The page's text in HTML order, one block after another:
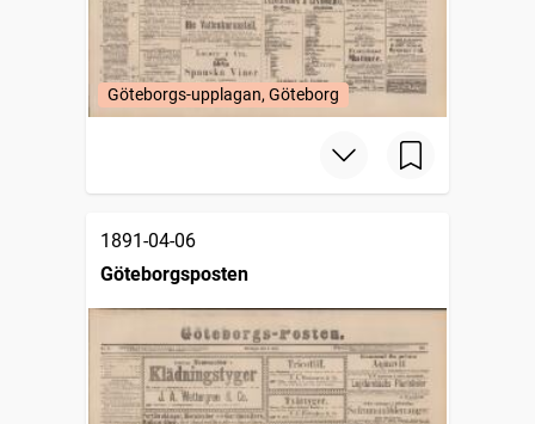
Göteborgs-upplagan, Göteborg
1891-04-06
Göteborgsposten